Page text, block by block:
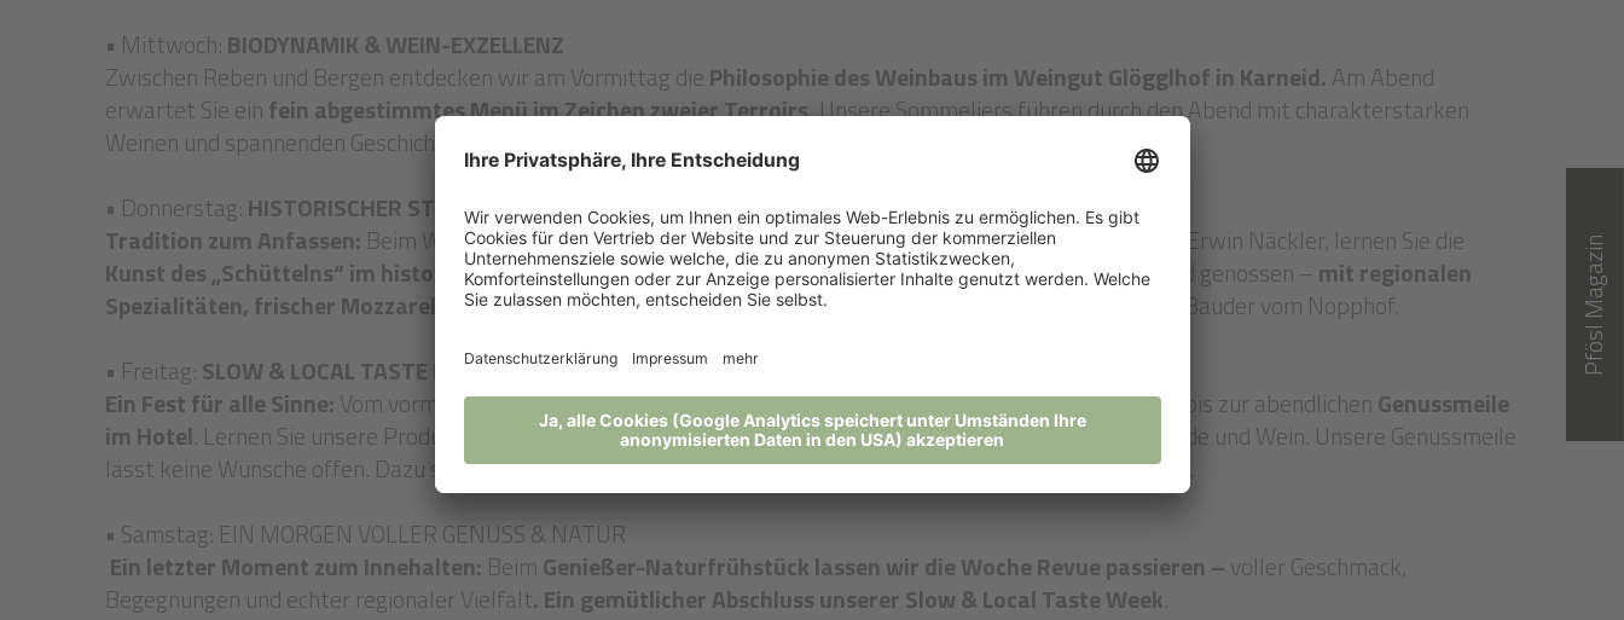
• Mittwoch: BIODYNAMIK & WEIN-EXZELLENZ
Zwischen Reben und Bergen entdecken wir am Vormittag die Philosophie des Weinbaus im Weingut Glögglhof in Karneid. Am Abend
erwartet Sie ein fein abgestimmtes Menü im Zeichen zweier Terroirs.Unsere Sommeliers führen durch den Abend mit charakterstarken
Weinen und spannenden Geschichten aus dem Keller und vom Berg.
• Donnerstag: HISTORISCHER STEINBACKOFEN, KORN & HANDWERK
Tradition zum Anfassen: Beim Workshop rund ums Schüttelbrot, mit den beiden Bäckermeistern Fabian und Erwin Näckler, lernen Sie die
Kunst des „Schüttelns“ im historischen Steinbackofen. Am Abend wird gemeinsam gebacken, verkostet und genossen – mit regionalen
Spezialitäten, frischer Mozzarella-Produktion von Dennis Pellegrini und handgebrautem Bier
von Jochen Bauder vom Nopphof.
• Freitag: SLOW & LOCAL TASTE MEILE
Ein Fest für alle Sinne: Vom vormittäglichen Kaffee-Erlebnis beimBesuch der KafferöstereiCaroma in Völs bis zur abendlichen Genussmeile
im Hotel. Lernen Sie unsere Produzenten persönlich kennen. Von Käse, Gemüse und Fleisch bis hin zu Schokolade und Wein. Unsere Genussmeile
lässt keine Wünsche offen. Dazu serviert unser Küchenteam kreative Gourmet-Highlights aus der Pfösl-Küche.
• Samstag: EIN MORGEN VOLLER GENUSS & NATUR
Ein letzter Moment zum Innehalten: Beim Genießer-Naturfrühstück lassen wir die Woche Revue passieren – voller Geschmack,
Begegnungen und echter regionaler Vielfalt. Ein gemütlicher Abschluss unserer Slow & Local Taste Week.
Pfösl Magazin